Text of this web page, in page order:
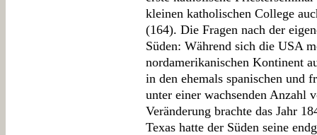
kleinen katholischen College
(164). Die Fragen nach der
Süden: Während sich die USA
nordamerikanischen Kontinent
in den ehemals spanischen und
unter einer wachsenden Anzahl
Veränderung brachte das Jahr
Texas hatte der Süden seine